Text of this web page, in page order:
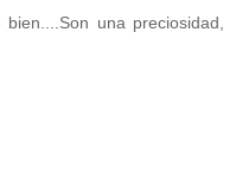
una preciosidad,